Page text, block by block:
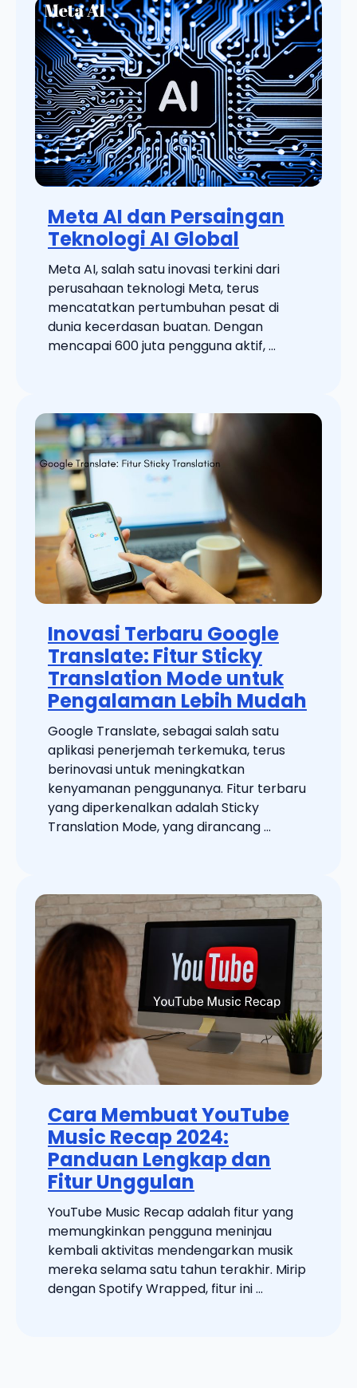
Meta AI dan Persaingan
Teknologi AI Global
Meta AI, salah satu inovasi terkini dari
perusahaan teknologi Meta, terus
mencatatkan pertumbuhan pesat di
dunia kecerdasan buatan. Dengan
mencapai 600 juta pengguna aktif, ...
Inovasi Terbaru Google
Translate: Fitur Sticky
Translation Mode untuk
Pengalaman Lebih Mudah
Google Translate, sebagai salah satu
aplikasi penerjemah terkemuka, terus
berinovasi untuk meningkatkan
kenyamanan penggunanya. Fitur terbaru
yang diperkenalkan adalah Sticky
Translation Mode, yang dirancang ...
Cara Membuat YouTube
Music Recap 2024:
Panduan Lengkap dan
Fitur Unggulan
YouTube Music Recap adalah fitur yang
memungkinkan pengguna meninjau
kembali aktivitas mendengarkan musik
mereka selama satu tahun terakhir. Mirip
dengan Spotify Wrapped, fitur ini ...